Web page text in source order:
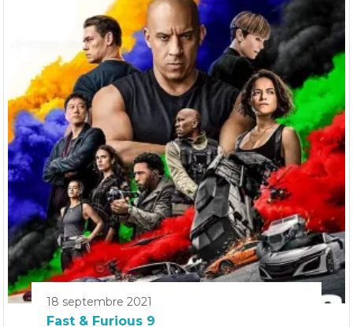
18 septembre 2021
Fast & Furious 9